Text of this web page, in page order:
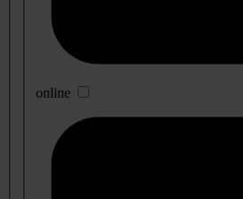
online